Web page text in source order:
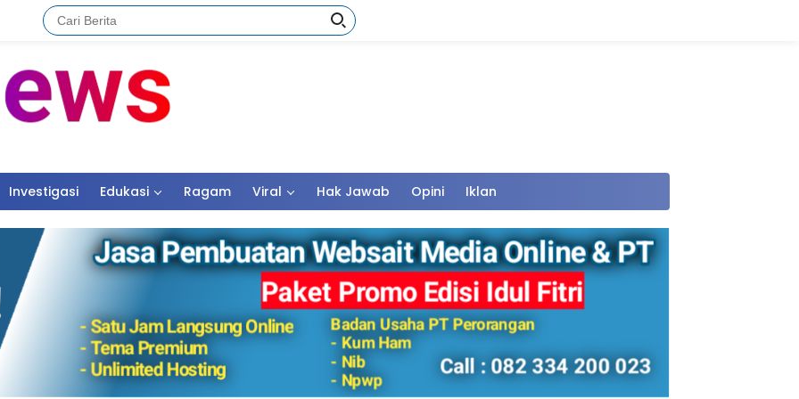
Investigasi Edukasi Ragam Viral Hak Jawab Opini Iklan